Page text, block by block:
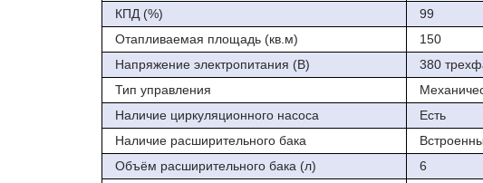
Защита по перегреву и минимальному давлению.
Управление одним, двумя или термя внешними
Задержка отключения насоса с помощью встраиваемого реле
Плоская площадка под прокладку для подключения фитингов
КПД (%)
99
Отапливаемая площадь (кв.м)
150
Напряжение электропитания (В)
380
Тип управления
Наличие циркуляционного насоса
Есть
Наличие расширительного бака
Объём расширительного бака (л)
6